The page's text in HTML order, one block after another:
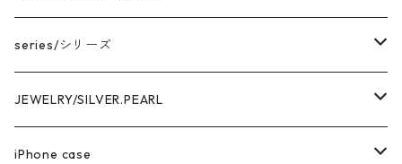
series/シリーズ
中空構造デザイン
marina series/マリーナシリーズ
getsumen series/月面シリーズ
JEWELRY/SILVER.PEARL
PIRCE & EARRNG
iPhone case